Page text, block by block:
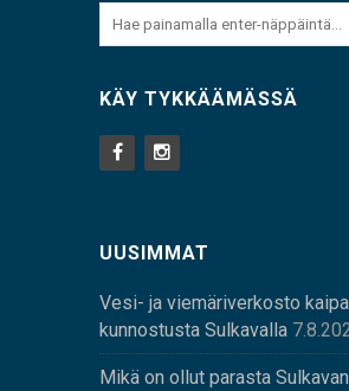
KÄY TYKKÄÄMÄSSÄ
UUSIMMAT
Vesi- ja viemäriverkosto
kunnostusta Sulkavalla
Mikä on ollut parasta